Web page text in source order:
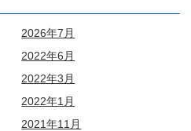
2026年7月
2022年6月
2022年3月
2022年1月
2021年11月